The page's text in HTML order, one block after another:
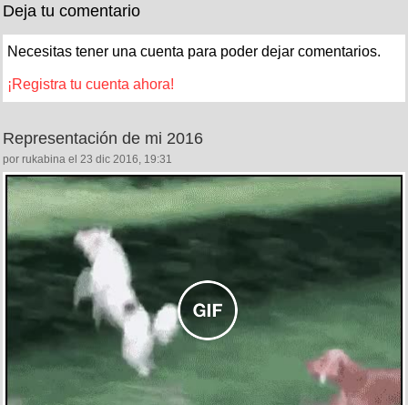
Deja tu comentario
Necesitas tener una cuenta para poder dejar comentarios.
¡Registra tu cuenta ahora!
Representación de mi 2016
por rukabina el 23 dic 2016, 19:31